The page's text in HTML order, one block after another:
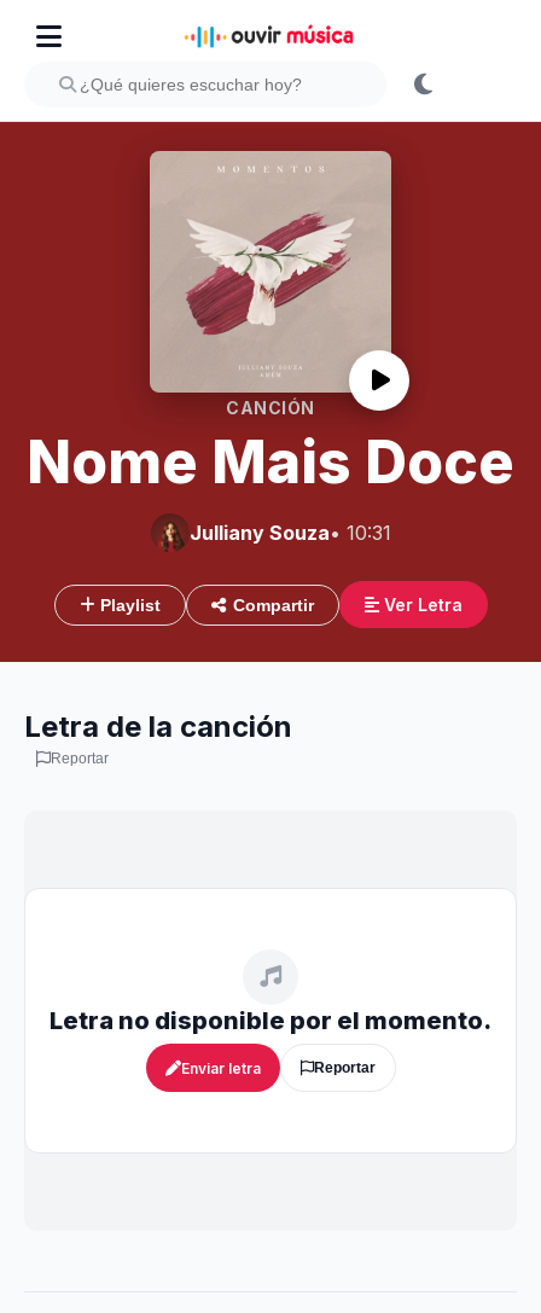
CANCIÓN
Nome Mais Doce
Julliany Souza• 10:31
Playlist Compartir Ver Letra
Letra de la canción
Reportar
Letra no disponible por el momento.
Enviar letra Reportar